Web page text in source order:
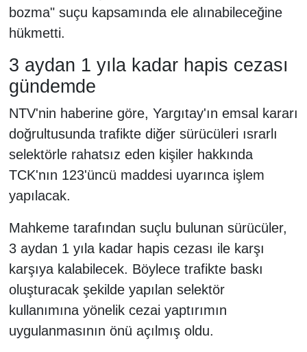
bozma" suçu kapsamında ele alınabileceğine
hükmetti.
3 aydan 1 yıla kadar hapis cezası
gündemde
NTV'nin haberine göre, Yargıtay'ın emsal kararı
doğrultusunda trafikte diğer sürücüleri ısrarlı
selektörle rahatsız eden kişiler hakkında
TCK'nın 123'üncü maddesi uyarınca işlem
yapılacak.
Mahkeme tarafından suçlu bulunan sürücüler,
3 aydan 1 yıla kadar hapis cezası ile karşı
karşıya kalabilecek. Böylece trafikte baskı
oluşturacak şekilde yapılan selektör
kullanımına yönelik cezai yaptırımın
uygulanmasının önü açılmış oldu.